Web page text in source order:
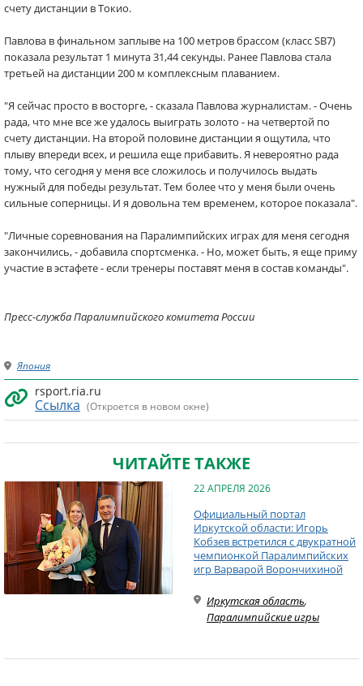
счету дистанции в Токио.
Павлова в финальном заплыве на 100 метров брассом (класс SB7)
показала результат 1 минута 31,44 секунды. Ранее Павлова стала
третьей на дистанции 200 м комплексным плаванием.
"Я сейчас просто в восторге, - сказала Павлова журналистам. - Очень
рада, что мне все же удалось выиграть золото - на четвертой по
счету дистанции. На второй половине дистанции я ощутила, что
плыву впереди всех, и решила еще прибавить. Я невероятно рада
тому, что сегодня у меня все сложилось и получилось выдать
нужный для победы результат. Тем более что у меня были очень
сильные соперницы. И я довольна тем временем, которое показала".
"Личные соревнования на Паралимпийских играх для меня сегодня
закончились, - добавила спортсменка. - Но, может быть, я еще приму
участие в эстафете - если тренеры поставят меня в состав команды".
Пресс-служба Паралимпийского комитета России
Япония
rsport.ria.ru
Ссылка (Откроется в новом окне)
ЧИТАЙТЕ ТАКЖЕ
22 АПРЕЛЯ 2026
Официальный портал
Иркутской области: Игорь
Кобзев встретился с двукратной
чемпионкой Паралимпийских
игр Варварой Ворончихиной
Иркутская область,
Паралимпийские игры